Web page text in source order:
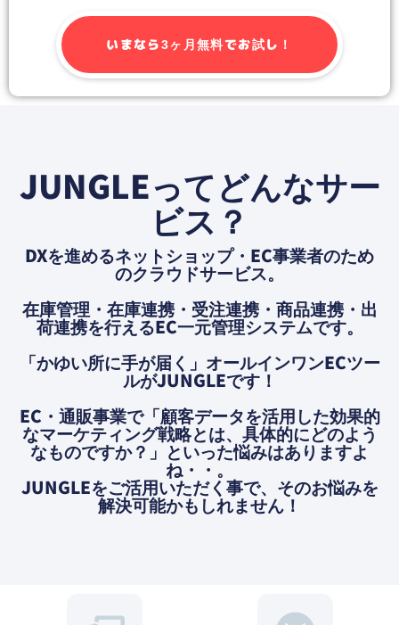
いまなら3ヶ月無料でお試し！
JUNGLEってどんなサー
ビス？
DXを進めるネットショップ・EC事業者のため
のクラウドサービス。
在庫管理・在庫連携・受注連携・商品連携・出
荷連携を⾏えるEC⼀元管理システムです。
「かゆい所に⼿が届く」オールインワンECツー
ルがJUNGLEです！
EC・通販事業で「顧客データを活用した効果的
なマーケティング戦略とは、具体的にどのよう
なものですか？」といった悩みはありますよ
ね・・。
JUNGLEをご活用いただく事で、そのお悩みを
解決可能かもしれません！